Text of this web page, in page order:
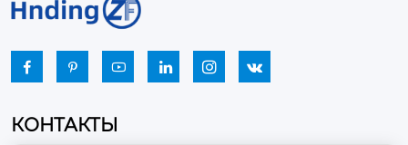
     
КОНТАКТЫ